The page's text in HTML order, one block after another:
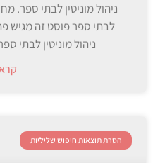
ניהול מוניטין לבתי ספר.
לבתי ספר פוסט זה מגיש
ניהול מוניטין לבתי
הסרת תוצאות חיפוש שליליות